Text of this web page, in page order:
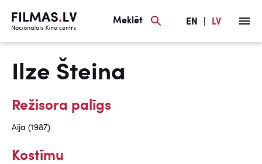
Meklēt EN LV
Ilze Šteina
Režisora palīgs
Aija (1987)
Kostīmu